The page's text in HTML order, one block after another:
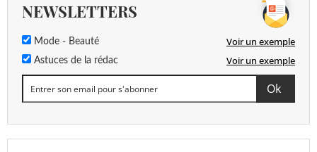
NEWSLETTERS
Mode - Beauté Voir un exemple
Astuces de la rédac Voir un exemple